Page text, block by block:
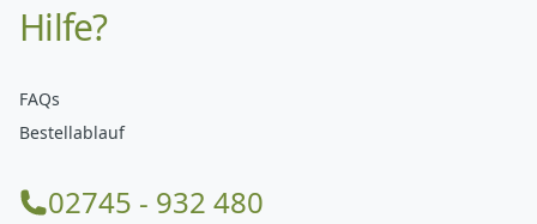
Hilfe?
FAQs
Bestellablauf
02745 - 932 480